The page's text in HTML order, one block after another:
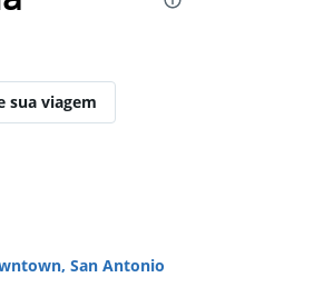
sua viagem
San Antonio